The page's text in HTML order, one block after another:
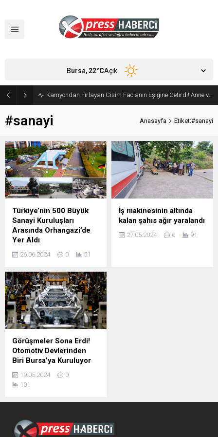
Kamyondan Fırlayan Cisim Facianın Eşiğine Getirdi! Anne ve Bebeği Son Anda Kurtuldu
Bursa, 22°CAçık
#sanayi Anasayfa Etiket:#sanayi
Türkiye’nin 500 Büyük
Sanayi Kuruluşları
Arasında Orhangazi’de
Yer Aldı
26.06.2024 0 51
İş makinesinin altında
kalan şahıs ağır yaralandı
27.05.2024 0 91
Görüşmeler Sona Erdi!
Otomotiv Devlerinden
Biri Bursa’ya Kuruluyor
19.05.2024
0
101